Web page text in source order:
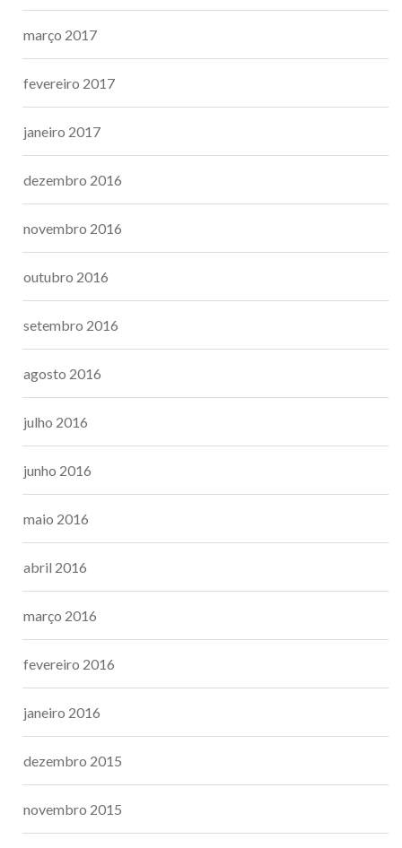
março 2017
fevereiro 2017
janeiro 2017
dezembro 2016
novembro 2016
outubro 2016
setembro 2016
agosto 2016
julho 2016
junho 2016
maio 2016
abril 2016
março 2016
fevereiro 2016
janeiro 2016
dezembro 2015
novembro 2015